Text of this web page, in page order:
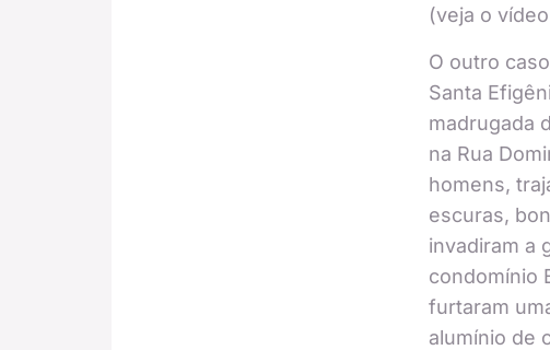
(veja o
O outro
Santa
madrugada
na Rua
homens,
escuras,
invadiram a
condomínio
furtaram
alumínio de